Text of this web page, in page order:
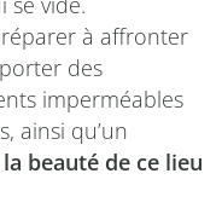
à affronter
des
imperméables
ainsi qu’un
beauté de ce lieu